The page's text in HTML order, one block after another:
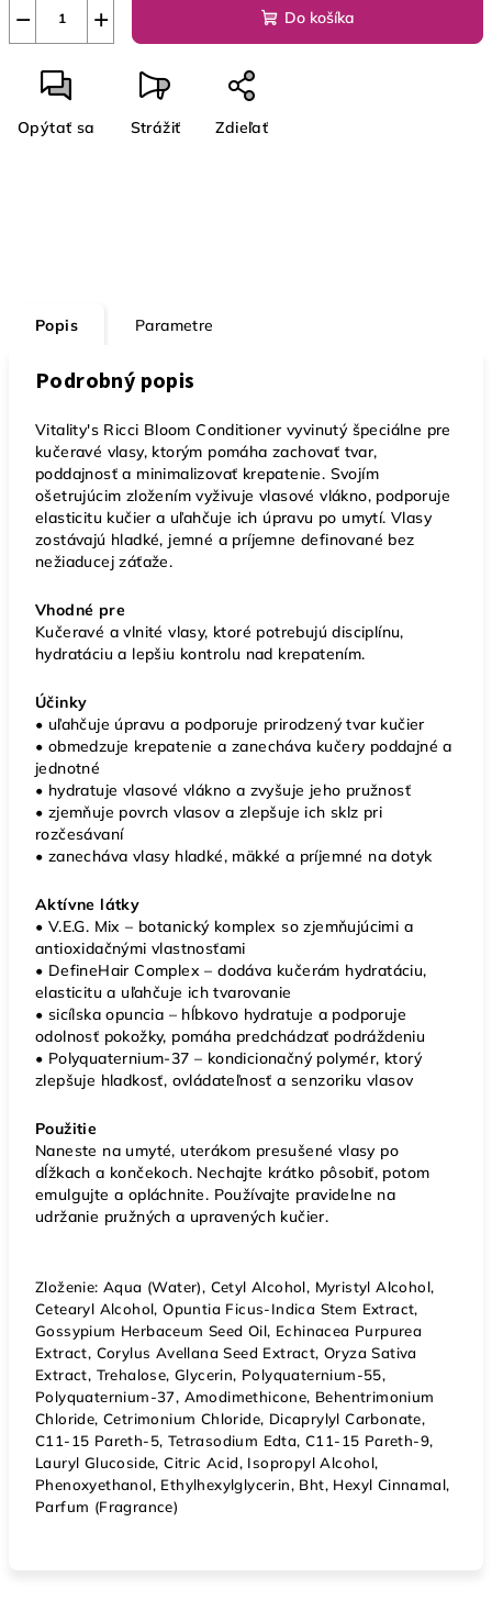
+
− Do košíka
Opýtať sa Strážiť Zdieľať
Popis Parametre
Podrobný popis
Vitality's Ricci Bloom Conditioner vyvinutý špeciálne pre
kučeravé vlasy, ktorým pomáha zachovať tvar,
poddajnosť a minimalizovať krepatenie. Svojím
ošetrujúcim zložením vyživuje vlasové vlákno, podporuje
elasticitu kučier a uľahčuje ich úpravu po umytí. Vlasy
zostávajú hladké, jemné a príjemne definované bez
nežiaducej záťaže.
Vhodné pre
Kučeravé a vlnité vlasy, ktoré potrebujú disciplínu,
hydratáciu a lepšiu kontrolu nad krepatením.
Účinky
• uľahčuje úpravu a podporuje prirodzený tvar kučier
• obmedzuje krepatenie a zanecháva kučery poddajné a
jednotné
• hydratuje vlasové vlákno a zvyšuje jeho pružnosť
• zjemňuje povrch vlasov a zlepšuje ich sklz pri
rozčesávaní
• zanecháva vlasy hladké, mäkké a príjemné na dotyk
Aktívne látky
• V.E.G. Mix – botanický komplex so zjemňujúcimi a
antioxidačnými vlastnosťami
• DefineHair Complex – dodáva kučerám hydratáciu,
elasticitu a uľahčuje ich tvarovanie
• sicílska opuncia – hĺbkovo hydratuje a podporuje
odolnosť pokožky, pomáha predchádzať podráždeniu
• Polyquaternium-37 – kondicionačný polymér, ktorý
zlepšuje hladkosť, ovládateľnosť a senzoriku vlasov
Použitie
Naneste na umyté, uterákom presušené vlasy po
dĺžkach a končekoch. Nechajte krátko pôsobiť, potom
emulgujte a opláchnite. Používajte pravidelne na
udržanie pružných a upravených kučier.
Zloženie: Aqua (Water), Cetyl Alcohol, Myristyl Alcohol,
Cetearyl Alcohol, Opuntia Ficus-Indica Stem Extract,
Gossypium Herbaceum Seed Oil, Echinacea Purpurea
Extract, Corylus Avellana Seed Extract, Oryza Sativa
Extract, Trehalose, Glycerin, Polyquaternium-55,
Polyquaternium-37, Amodimethicone, Behentrimonium
Chloride, Cetrimonium Chloride, Dicaprylyl Carbonate,
C11-15 Pareth-5, Tetrasodium Edta, C11-15 Pareth-9,
Lauryl Glucoside, Citric Acid, Isopropyl Alcohol,
Phenoxyethanol, Ethylhexylglycerin, Bht, Hexyl Cinnamal,
Parfum (Fragrance)